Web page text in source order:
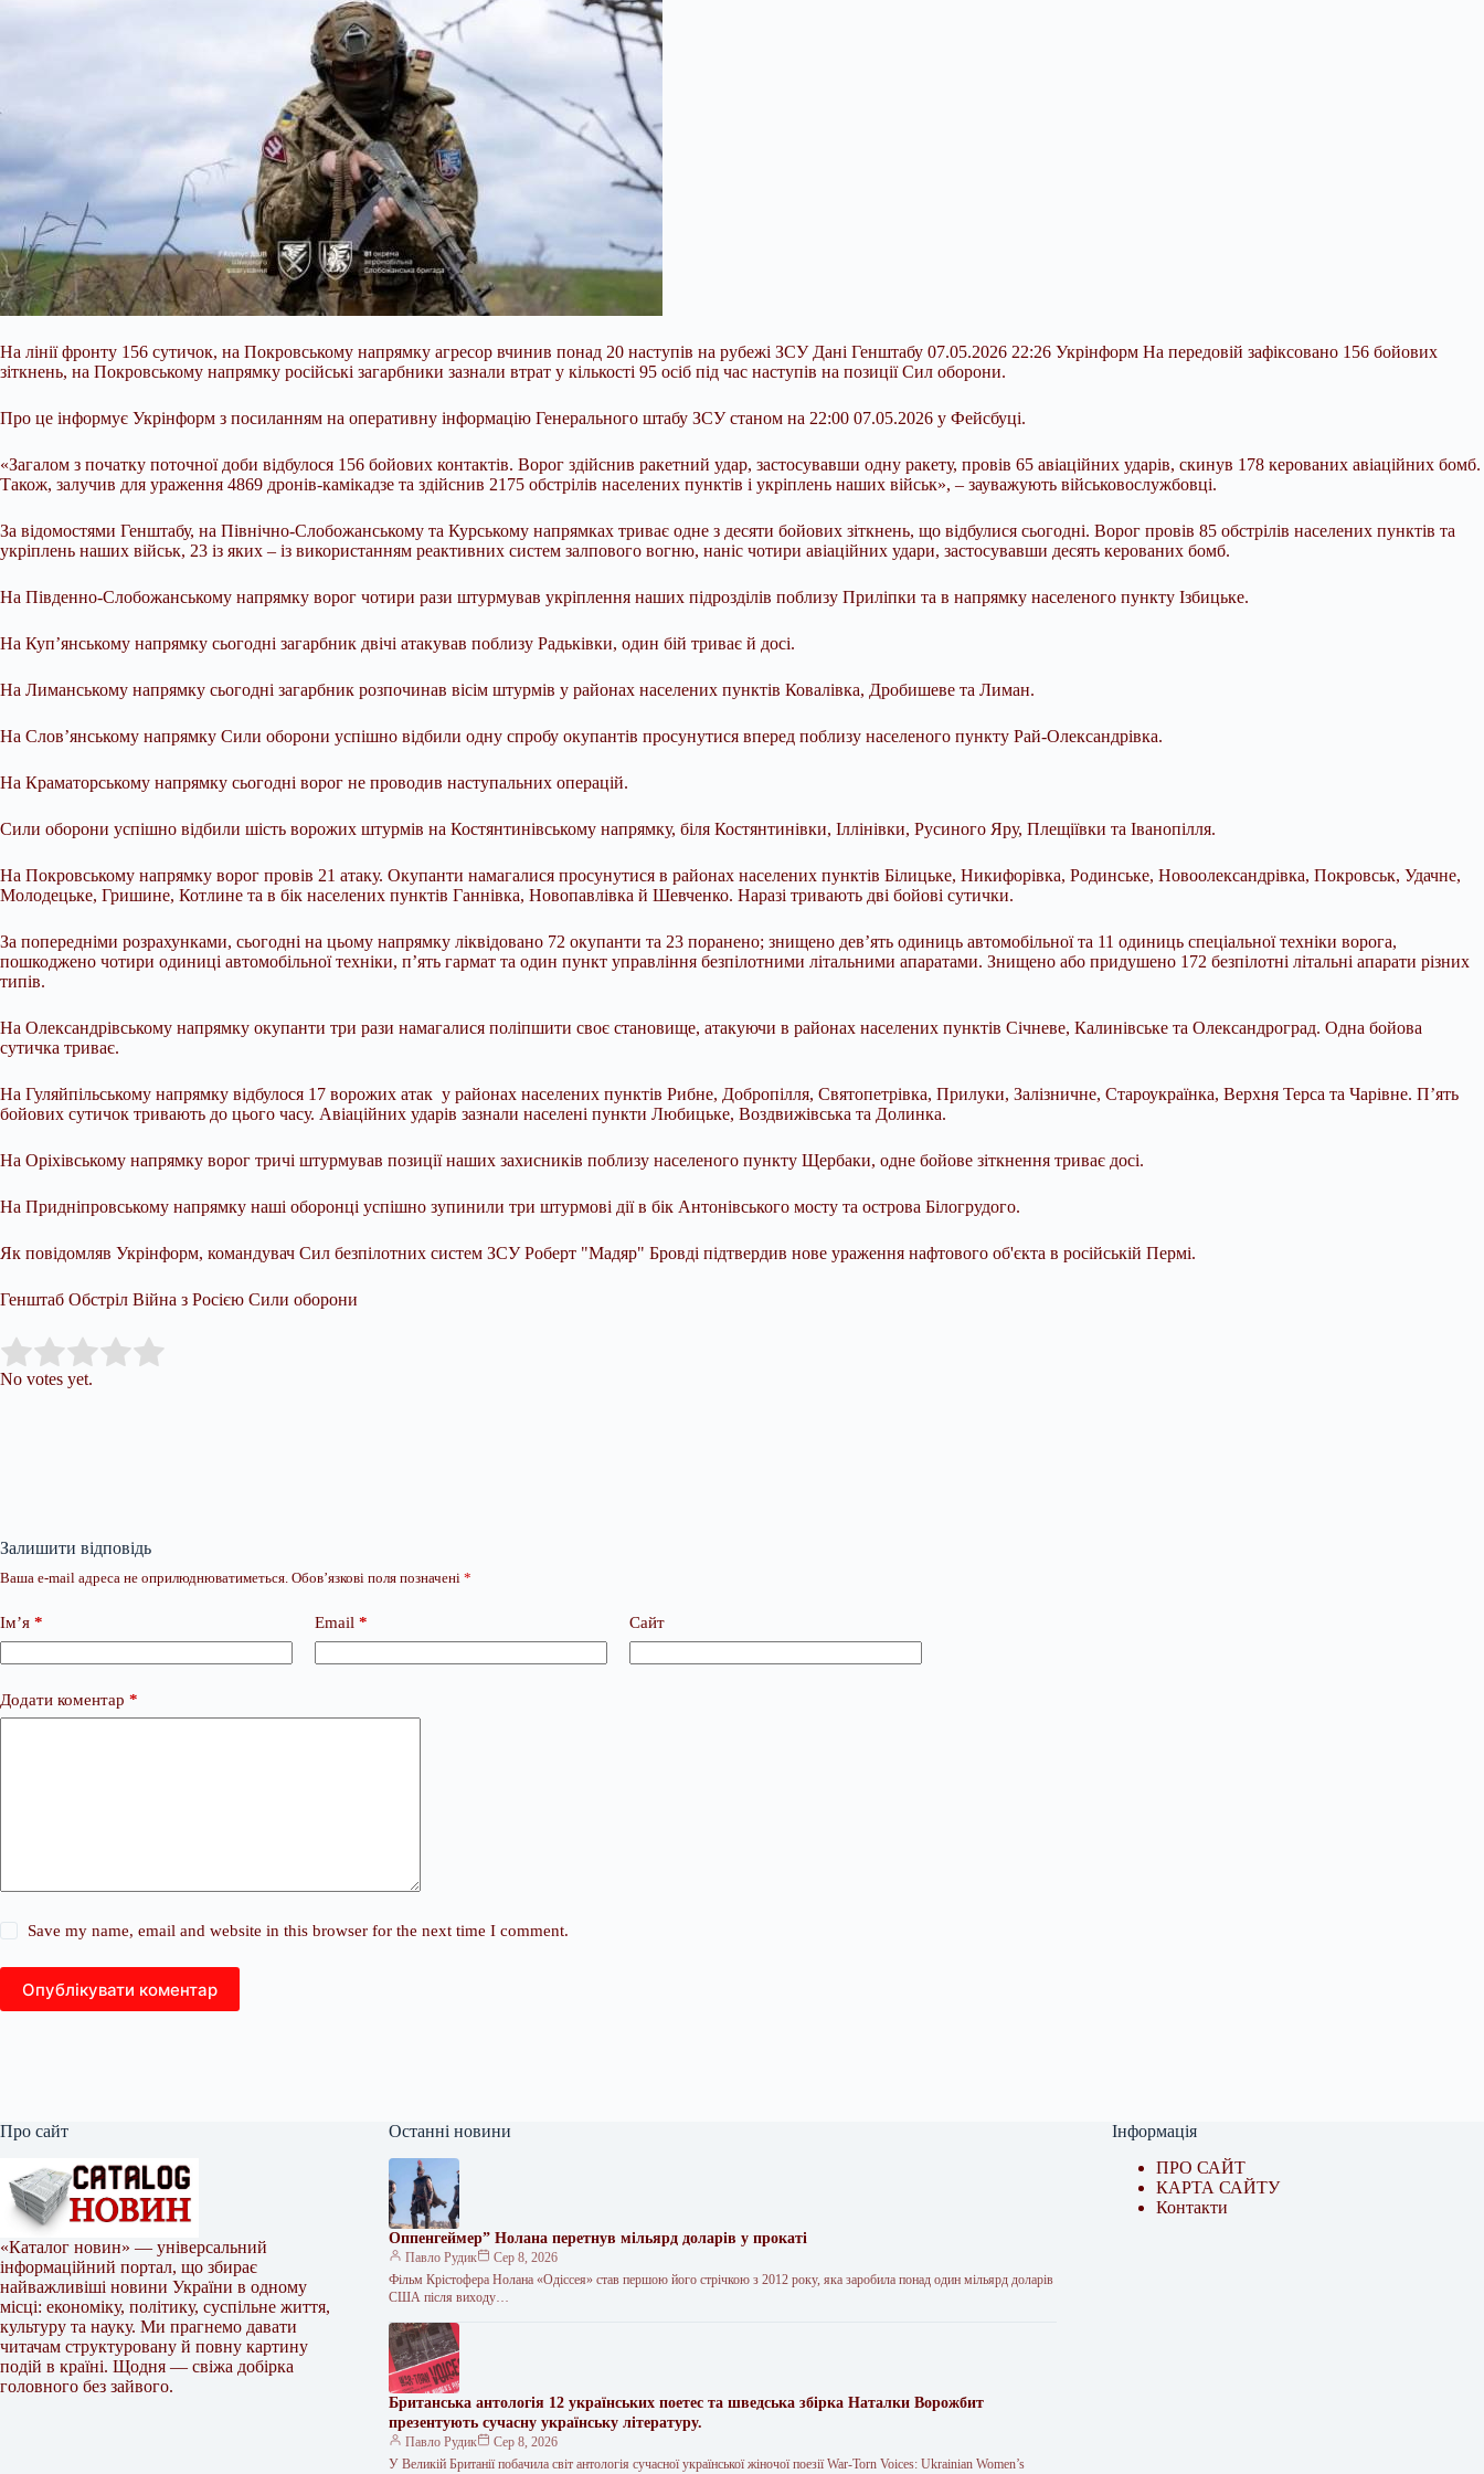
На лінії фронту 156 сутичок, на Покровському напрямку агресор вчинив понад 20 наступів на рубежі ЗСУ Дані Генштабу 07.05.2026 22:26 Укрінформ На передовій зафіксовано 156 бойових
зіткнень, на Покровському напрямку російські загарбники зазнали втрат у кількості 95 осіб під час наступів на позиції Сил оборони.
Про це інформує Укрінформ з посиланням на оперативну інформацію Генерального штабу ЗСУ станом на 22:00 07.05.2026 у Фейсбуці.
«Загалом з початку поточної доби відбулося 156 бойових контактів. Ворог здійснив ракетний удар, застосувавши одну ракету, провів 65 авіаційних ударів, скинув 178 керованих авіаційних бомб.
Також, залучив для ураження 4869 дронів-камікадзе та здійснив 2175 обстрілів населених пунктів і укріплень наших військ», – зауважують військовослужбовці.
За відомостями Генштабу, на Північно-Слобожанському та Курському напрямках триває одне з десяти бойових зіткнень, що відбулися сьогодні. Ворог провів 85 обстрілів населених пунктів та
укріплень наших військ, 23 із яких – із використанням реактивних систем залпового вогню, наніс чотири авіаційних удари, застосувавши десять керованих бомб.
На Південно-Слобожанському напрямку ворог чотири рази штурмував укріплення наших підрозділів поблизу Приліпки та в напрямку населеного пункту Ізбицьке.
На Куп’янському напрямку сьогодні загарбник двічі атакував поблизу Радьківки, один бій триває й досі.
На Лиманському напрямку сьогодні загарбник розпочинав вісім штурмів у районах населених пунктів Ковалівка, Дробишеве та Лиман.
На Слов’янському напрямку Сили оборони успішно відбили одну спробу окупантів просунутися вперед поблизу населеного пункту Рай-Олександрівка.
На Краматорському напрямку сьогодні ворог не проводив наступальних операцій.
Сили оборони успішно відбили шість ворожих штурмів на Костянтинівському напрямку, біля Костянтинівки, Іллінівки, Русиного Яру, Плещіївки та Іванопілля.
На Покровському напрямку ворог провів 21 атаку. Окупанти намагалися просунутися в районах населених пунктів Білицьке, Никифорівка, Родинське, Новоолександрівка, Покровськ, Удачне,
Молодецьке, Гришине, Котлине та в бік населених пунктів Ганнівка, Новопавлівка й Шевченко. Наразі тривають дві бойові сутички.
За попередніми розрахунками, сьогодні на цьому напрямку ліквідовано 72 окупанти та 23 поранено; знищено дев’ять одиниць автомобільної та 11 одиниць спеціальної техніки ворога,
пошкоджено чотири одиниці автомобільної техніки, п’ять гармат та один пункт управління безпілотними літальними апаратами. Знищено або придушено 172 безпілотні літальні апарати різних
типів.
На Олександрівському напрямку окупанти три рази намагалися поліпшити своє становище, атакуючи в районах населених пунктів Січневе, Калинівське та Олександроград. Одна бойова
сутичка триває.
На Гуляйпільському напрямку відбулося 17 ворожих атак у районах населених пунктів Рибне, Добропілля, Святопетрівка, Прилуки, Залізничне, Староукраїнка, Верхня Терса та Чарівне. П’ять
бойових сутичок тривають до цього часу. Авіаційних ударів зазнали населені пункти Любицьке, Воздвижівська та Долинка.
На Оріхівському напрямку ворог тричі штурмував позиції наших захисників поблизу населеного пункту Щербаки, одне бойове зіткнення триває досі.
На Придніпровському напрямку наші оборонці успішно зупинили три штурмові дії в бік Антонівського мосту та острова Білогрудого.
Як повідомляв Укрінформ, командувач Сил безпілотних систем ЗСУ Роберт "Мадяр" Бровді підтвердив нове ураження нафтового об'єкта в російській Пермі.
Генштаб Обстріл Війна з Росією Сили оборони
Rate this item:
No votes yet.
Залишити відповідь
Ваша e-mail адреса не оприлюднюватиметься. Обов’язкові поля позначені *
Ім’я * Email * Сайт
Додати коментар *
Save my name, email and website in this browser for the next time I comment.
Опублікувати коментар
Про сайт
«Каталог новин» — універсальний
інформаційний портал, що збирає
найважливіші новини України в одному
місці: економіку, політику, суспільне життя,
культуру та науку. Ми прагнемо давати
читачам структуровану й повну картину
подій в країні. Щодня — свіжа добірка
головного без зайвого.
Останні новини
Оппенгеймер” Нолана перетнув мільярд доларів у прокаті
Павло Рудик
Сер 8, 2026
Фільм Крістофера Нолана «Одіссея» став першою його стрічкою з 2012 року, яка заробила понад один мільярд доларів
США після виходу…
Британська антологія 12 українських поетес та шведська збірка Наталки Ворожбит
презентують сучасну українську літературу.
Павло Рудик
Сер 8, 2026
У Великій Британії побачила світ антологія сучасної української жіночої поезії War-Torn Voices: Ukrainian Women’s
Інформація
ПРО САЙТ
КАРТА САЙТУ
Контакти